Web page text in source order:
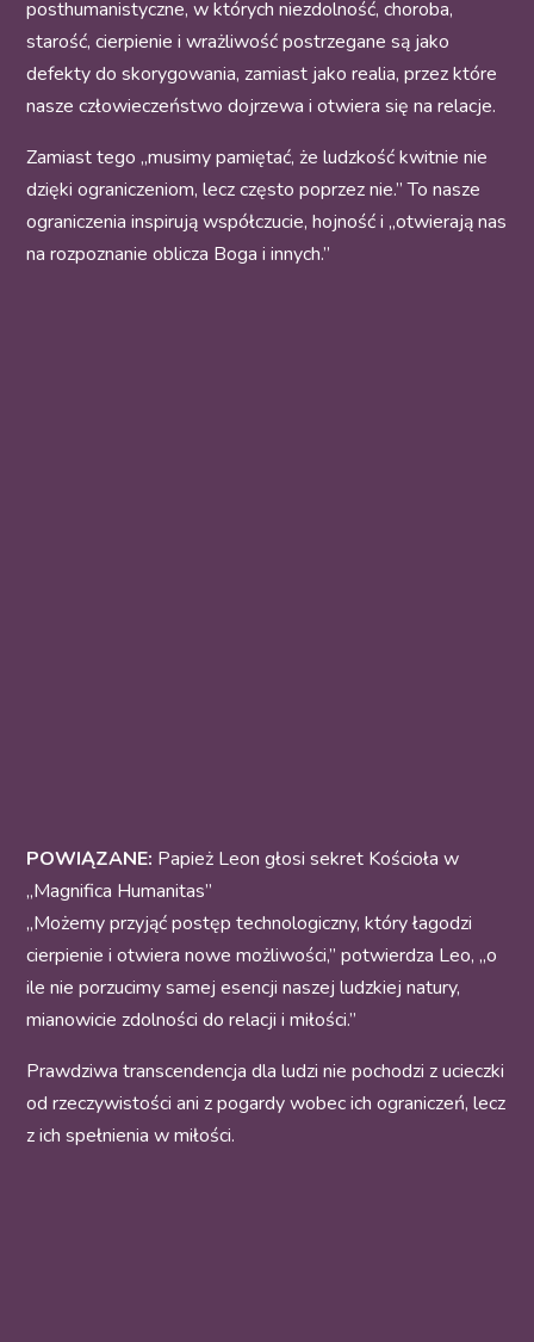
posthumanistyczne, w których niezdolność, choroba,
starość, cierpienie i wrażliwość postrzegane są jako
defekty do skorygowania, zamiast jako realia, przez które
nasze człowieczeństwo dojrzewa i otwiera się na relacje.
Zamiast tego „musimy pamiętać, że ludzkość kwitnie nie
dzięki ograniczeniom, lecz często poprzez nie.” To nasze
ograniczenia inspirują współczucie, hojność i „otwierają nas
na rozpoznanie oblicza Boga i innych.”
POWIĄZANE: Papież Leon głosi sekret Kościoła w
„Magnifica Humanitas”
„Możemy przyjąć postęp technologiczny, który łagodzi
cierpienie i otwiera nowe możliwości,” potwierdza Leo, „o
ile nie porzucimy samej esencji naszej ludzkiej natury,
mianowicie zdolności do relacji i miłości.”
Prawdziwa transcendencja dla ludzi nie pochodzi z ucieczki
od rzeczywistości ani z pogardy wobec ich ograniczeń, lecz
z ich spełnienia w miłości.